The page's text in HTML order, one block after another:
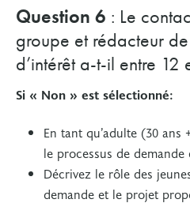
Question 6 : Le
groupe et rédacteur
d’intérêt a-t-il entre
Si « Non » est sélectionné:
En tant qu’adulte (30
le processus de
Décrivez le rôle des
demande et le projet